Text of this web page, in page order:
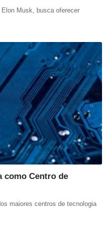
Musk, busca oferecer
como Centro de
maiores centros de tecnologia